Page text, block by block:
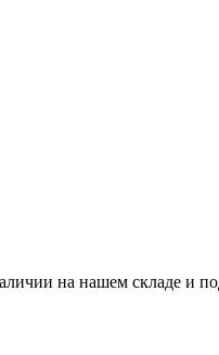
на нашем складе